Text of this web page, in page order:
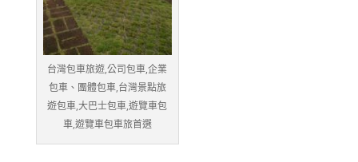
台灣包車旅遊,公司包車,企業
包車、團體包車,台灣景點旅
遊包車,大巴士包車,遊覽車包
車,遊覽車包車旅首選